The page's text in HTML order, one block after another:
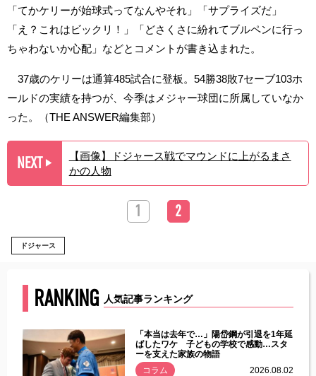
「てかケリーが始球式ってなんやそれ」「サプライズだ」
「え？これはビックリ！」「どさくさに紛れてブルペンに行っ
ちゃわないか心配」などとコメントが書き込まれた。
37歳のケリーは通算485試合に登板。54勝38敗7セーブ103ホ
ールドの実績を持つが、今季はメジャー球団に所属していなか
った。（THE ANSWER編集部）
NEXT ▶︎
【画像】ドジャース戦でマウンドに上がるまさ
かの人物
1 2
ドジャース
RANKING 人気記事ランキング
「本当は去年で…」陽岱鋼が引退を1年延
ばしたワケ 子どもの学校で感動…スタ
ーを支えた家族の物語
コラム
2026.08.02